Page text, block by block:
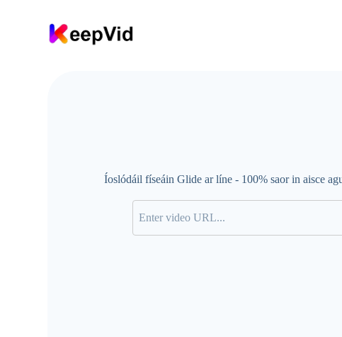
Íoslódáil físeáin Glide ar líne - 100% saor in aisce